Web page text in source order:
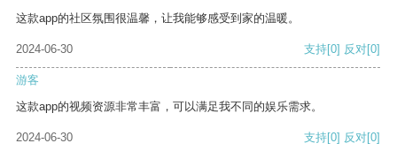
这款app的社区氛围很温馨，让我能够感受到家的温暖。
2024-06-30 支持[0] 反对[0]
游客
这款app的视频资源非常丰富，可以满足我不同的娱乐需求。
2024-06-30 支持[0] 反对[0]